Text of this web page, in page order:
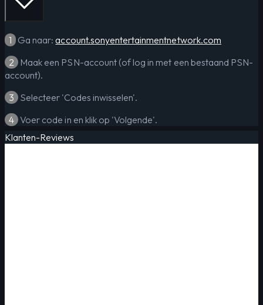
1 Ga naar:account.sonyentertainmentnetwork.com
2 Maak een PSN-account (of log in met een bestaand PSN-
account).
3 Selecteer 'Codes inwisselen'.
4 Voer code in en klik op 'Volgende'.
Klanten-Reviews